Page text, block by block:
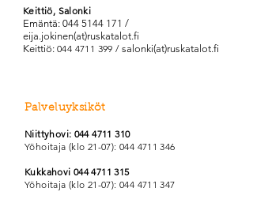
Keittiö, Salonki
Emäntä: 044 5144 171 /
eija.jokinen(at)ruskatalot.fi
Keittiö: 044 4711 399 / salonki(at)ruskatalot.fi
Palveluyksiköt
Niittyhovi: 044 4711 310
Yöhoitaja (klo 21-07): 044 4711 346
Kukkahovi 044 4711 315
Yöhoitaja (klo 21-07): 044 4711 347